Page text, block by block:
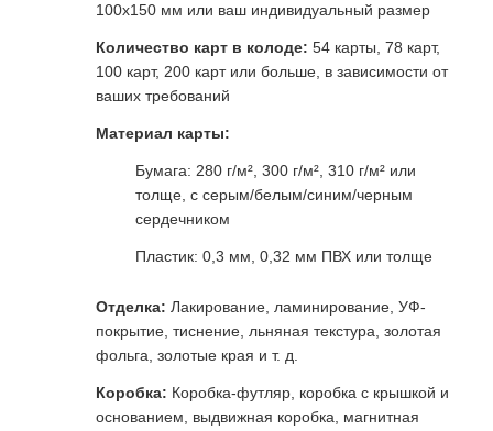
100x150 мм или ваш индивидуальный размер
Количество карт в колоде: 54 карты, 78 карт,
100 карт, 200 карт или больше, в зависимости от
ваших требований
Материал карты:
Бумага: 280 г/м², 300 г/м², 310 г/м² или
толще, с серым/белым/синим/черным
сердечником
Пластик: 0,3 мм, 0,32 мм ПВХ или толще
Отделка: Лакирование, ламинирование, УФ-
покрытие, тиснение, льняная текстура, золотая
фольга, золотые края и т. д.
Коробка: Коробка-футляр, коробка с крышкой и
основанием, выдвижная коробка, магнитная